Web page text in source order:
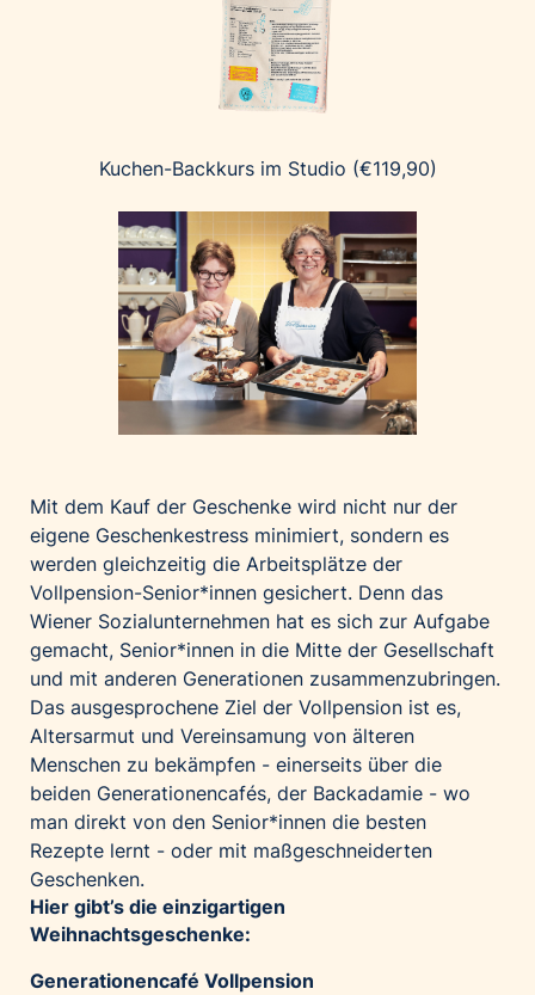
Kuchen-Backkurs im Studio (€119,90)
Mit dem Kauf der Geschenke wird nicht nur der
eigene Geschenkestress minimiert, sondern es
werden gleichzeitig die Arbeitsplätze der
Vollpension-Senior*innen gesichert. Denn das
Wiener Sozialunternehmen hat es sich zur Aufgabe
gemacht, Senior*innen in die Mitte der Gesellschaft
und mit anderen Generationen zusammenzubringen.
Das ausgesprochene Ziel der Vollpension ist es,
Altersarmut und Vereinsamung von älteren
Menschen zu bekämpfen - einerseits über die
beiden Generationencafés, der Backadamie - wo
man direkt von den Senior*innen die besten
Rezepte lernt - oder mit maßgeschneiderten
Geschenken.
Hier gibt’s die einzigartigen
Weihnachtsgeschenke:
Generationencafé Vollpension